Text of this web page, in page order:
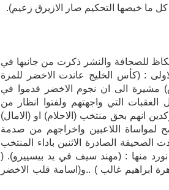
ما خبصها التحكيم صار الازيرق زعيم).
للصحافة والنشر ذكرت من جانبها في
: (كأس الخليج عاندت الاخضر للمرة
مشيرة الى ان نجوم الاخضر قدموا في
كل العقبات التي واجهتهم ولفتوا انظار من
انهم بحق منتخب (الاحلام) او (الامال)
لمواساة اللاعبين واخراجهم من صدمة
الصحيفة الصادرة الاثنين باداء المنتخب
منها : (مهند سيف في يد بيسييرو). (
ابراهيم غالب ) ..و(اسامة قلب الاخضر